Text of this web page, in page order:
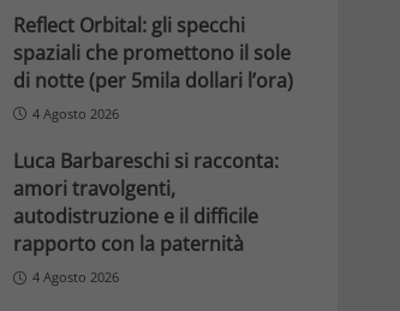
Reflect Orbital: gli specchi
spaziali che promettono il sole
di notte (per 5mila dollari l’ora)
4 Agosto 2026
Luca Barbareschi si racconta:
amori travolgenti,
autodistruzione e il difficile
rapporto con la paternità
4 Agosto 2026